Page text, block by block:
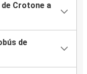
Crotone a
de